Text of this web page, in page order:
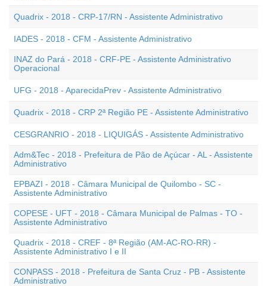
Quadrix - 2018 - CRP-17/RN - Assistente Administrativo
IADES - 2018 - CFM - Assistente Administrativo
INAZ do Pará - 2018 - CRF-PE - Assistente Administrativo
Operacional
UFG - 2018 - AparecidaPrev - Assistente Administrativo
Quadrix - 2018 - CRP 2ª Região PE - Assistente Administrativo
CESGRANRIO - 2018 - LIQUIGÁS - Assistente Administrativo
Adm&Tec - 2018 - Prefeitura de Pão de Açúcar - AL - Assistente
Administrativo
EPBAZI - 2018 - Câmara Municipal de Quilombo - SC -
Assistente Administrativo
COPESE - UFT - 2018 - Câmara Municipal de Palmas - TO -
Assistente Administrativo
Quadrix - 2018 - CREF - 8ª Região (AM-AC-RO-RR) -
Assistente Administrativo I e II
CONPASS - 2018 - Prefeitura de Santa Cruz - PB - Assistente
Administrativo